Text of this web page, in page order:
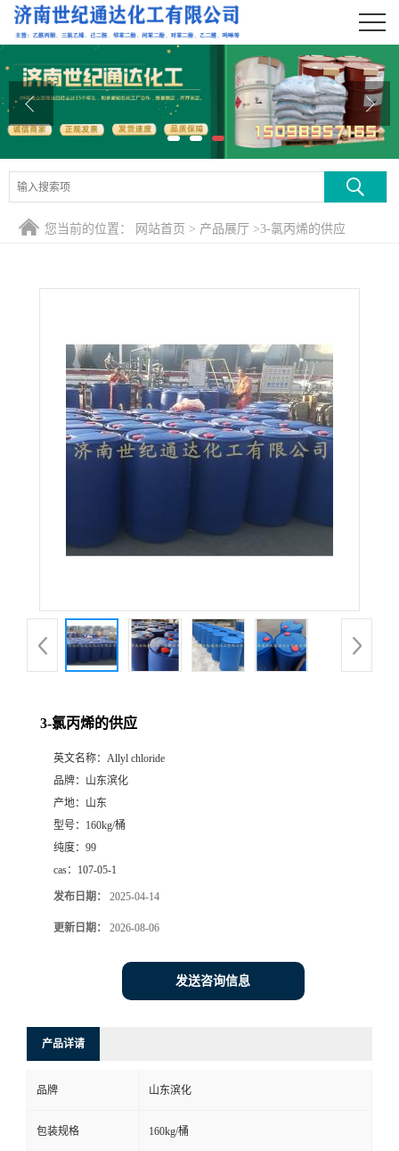
公司首页
公司介绍
产品展厅
证书荣誉
您当前的位置： 网站首页 > 产品展厅 >3-氯丙烯的供应
3-氯丙烯的供应
英文名称： Allyl chloride
品牌： 山东滨化
产地： 山东
型号： 160kg/桶
纯度： 99
cas： 107-05-1
发布日期： 2025-04-14
更新日期： 2026-08-06
发送咨询信息
产品详请
品牌 山东滨化
包装规格 160kg/桶